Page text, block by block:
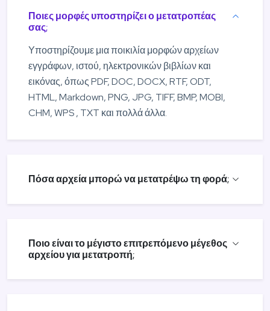
Ποιες μορφές υποστηρίζει ο μετατροπέας
σας;
Υποστηρίζουμε μια ποικιλία μορφών αρχείων
εγγράφων, ιστού, ηλεκτρονικών βιβλίων και
εικόνας, όπως PDF, DOC, DOCX, RTF, ODT,
HTML, Markdown, PNG, JPG, TIFF, BMP, MOBI,
CHM, WPS , TXT και πολλά άλλα.
Πόσα αρχεία μπορώ να μετατρέψω τη φορά;
Ποιο είναι το μέγιστο επιτρεπόμενο μέγεθος
αρχείου για μετατροπή;